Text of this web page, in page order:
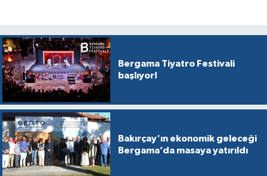
Bergama Tiyatro Festivali
başlıyor!
Bakırçay'ın ekonomik geleceği
Bergama’da masaya yatırıldı